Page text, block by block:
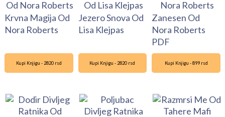
Krvna Magija Od
Nora Roberts
Jezero Snova Od
Lisa Klejpas
Zanesen Od
Nora Roberts
PDF
Kupi Knjigu - 2820 rsd Kupi Knjigu - 2820 rsd Kupi Knjigu - 899 rsd